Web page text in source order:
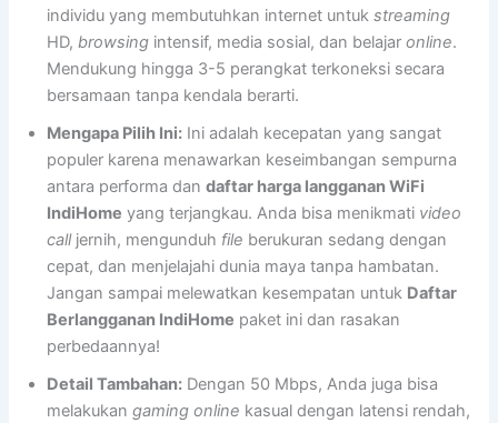
individu yang membutuhkan internet untukstreaming
HD,browsing intensif, media sosial, dan belajaronline.
Mendukung hingga 3-5 perangkat terkoneksi secara
bersamaan tanpa kendala berarti.
Mengapa Pilih Ini: Ini adalah kecepatan yang sangat
populer karena menawarkan keseimbangan sempurna
antara performa dandaftar harga langganan WiFi
IndiHome yang terjangkau. Anda bisa menikmati video
calljernih, mengunduh file berukuran sedang dengan
cepat, dan menjelajahi dunia maya tanpa hambatan.
Jangan sampai melewatkan kesempatan untuk Daftar
Berlangganan IndiHome paket ini dan rasakan
perbedaannya!
Detail Tambahan: Dengan 50 Mbps, Anda juga bisa
melakukangaming online kasual dengan latensi rendah,